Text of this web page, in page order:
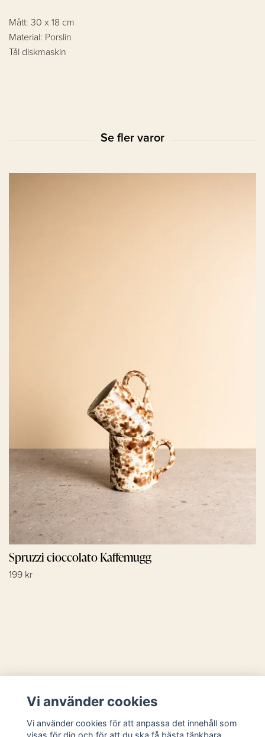
Mått: 30 x 18 cm
Material: Porslin
Tål diskmaskin
Spruzzi cioccolato Kaffemugg
199 kr
Sociala medier
Vi använder cookies
Vi använder cookies för att anpassa det innehåll som
visas för dig och för att du ska få bästa tänkbara